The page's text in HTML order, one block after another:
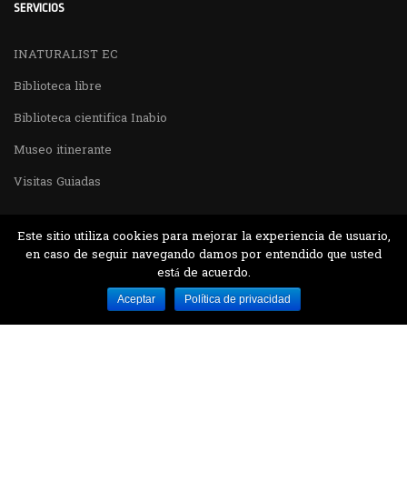
SERVICIOS
INATURALIST EC
Biblioteca libre
Biblioteca cientifica Inabio
Museo itinerante
Visitas Guiadas
Desarrollado por MJTEC.
Este sitio utiliza cookies para mejorar la experiencia de usuario,
en caso de seguir navegando damos por entendido que usted
está de acuerdo.
Aceptar Política de privacidad